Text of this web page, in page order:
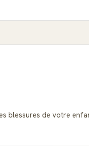
blessures de votre